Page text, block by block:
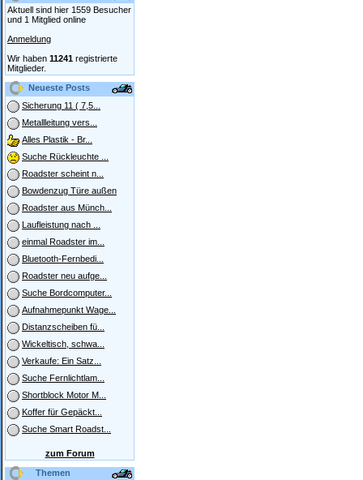
Aktuell sind hier 1559 Besucher
und 1 Mitglied online
Anmeldung
Wir haben 11241 registrierte
Mitglieder.
Neueste Posts
Sicherung 11 ( 7,5...
Metallleitung vers...
Alles Plastik - Br...
Suche Rückleuchte ...
Roadster scheint n...
Bowdenzug Türe außen
Roadster aus Münch...
Laufleistung nach ...
einmal Roadster im...
Bluetooth-Fernbedi...
Roadster neu aufge...
Suche Bordcomputer...
Aufnahmepunkt Wage...
Distanzscheiben fü...
Wickeltisch, schwa...
Verkaufe: Ein Satz...
Suche Fernlichtlam...
Shortblock Motor M...
Koffer für Gepäckt...
Suche Smart Roadst...
zum Forum
Themen